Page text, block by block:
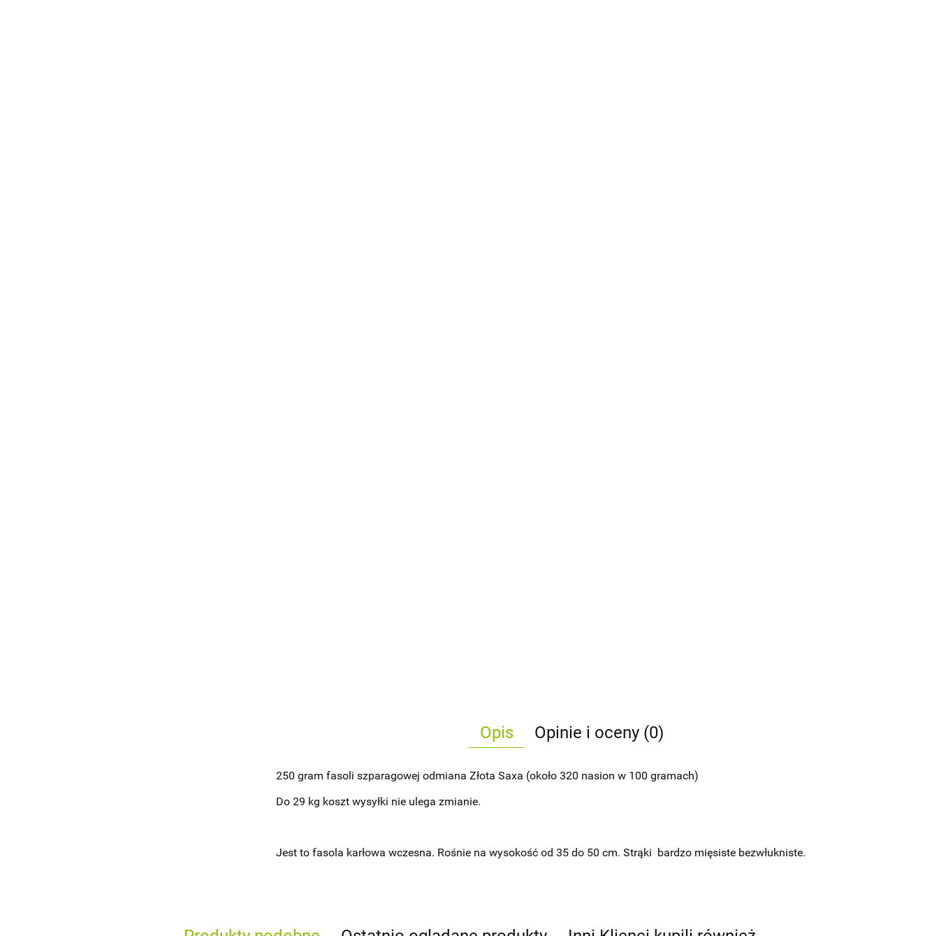
Opis Opinie i oceny (0)
250 gram fasoli szparagowej odmiana Złota Saxa (około 320 nasion w 100 gramach)
Do 29 kg koszt wysyłki nie ulega zmianie.
Jest to fasola karłowa wczesna. Rośnie na wysokość od 35 do 50 cm. Strąki bardzo mięsiste bezwłukniste.